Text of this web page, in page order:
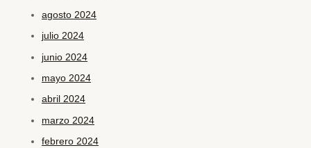
agosto 2024
julio 2024
junio 2024
mayo 2024
abril 2024
marzo 2024
febrero 2024